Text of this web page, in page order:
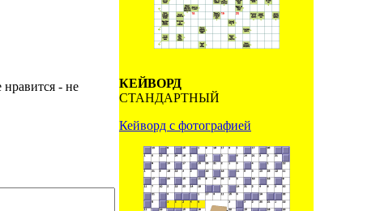
- не
КЕЙВОРД
СТАНДАРТНЫЙ
Кейворд с фотографией